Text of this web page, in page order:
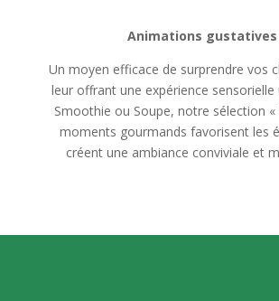
Animations gustatives
Un moyen efficace de surprendre vos
leur offrant une expérience sensorielle
Smoothie ou Soupe, notre sélection «
moments gourmands favorisent les
créent une ambiance conviviale et